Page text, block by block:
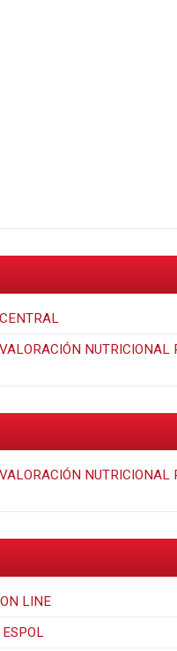
NUTRICIONAL
NUTRICIONAL
LINE